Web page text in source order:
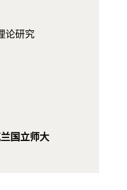
论研究
国立师大